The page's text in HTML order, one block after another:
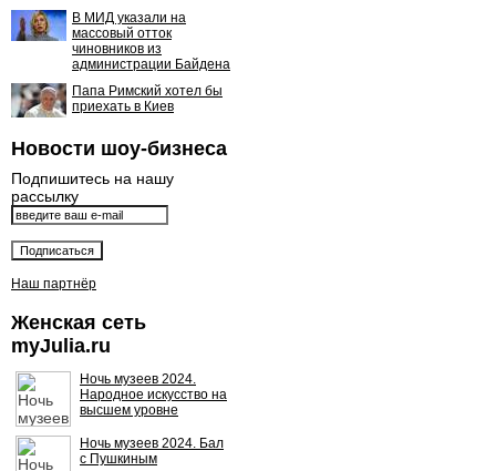
В МИД указали на
массовый отток
чиновников из
администрации Байдена
Папа Римский хотел бы
приехать в Киев
Новости шоу-бизнеса
Подпишитесь на нашу
рассылку
Наш партнёр
Женская сеть
myJulia.ru
Ночь музеев 2024.
Народное искусство на
высшем уровне
Ночь музеев 2024. Бал
с Пушкиным